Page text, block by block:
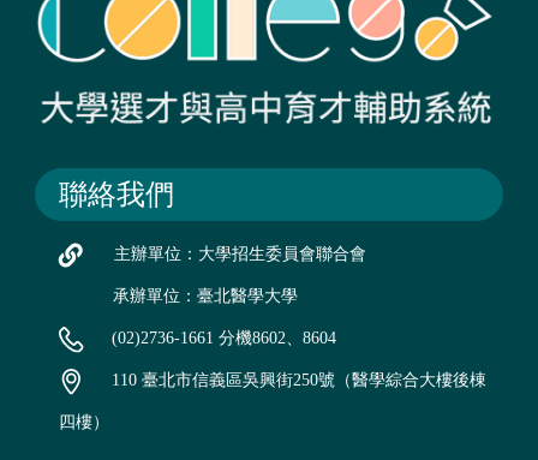
聯絡我們
主辦單位：大學招生委員會聯合會
承辦單位：臺北醫學大學
(02)2736-1661 分機8602、8604
110 臺北市信義區吳興街250號（醫學綜合大樓後棟
四樓）